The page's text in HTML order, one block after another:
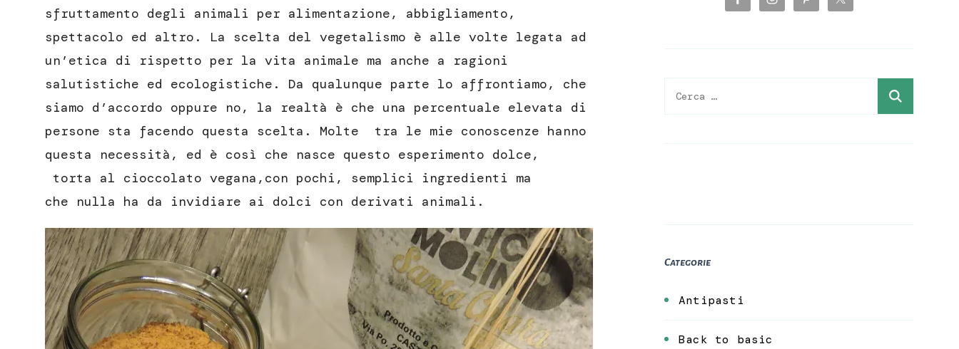
sfruttamento degli animali per alimentazione, abbigliamento,
spettacolo ed altro. La scelta del vegetalismo è alle volte legata ad
un’etica di rispetto per la vita animale ma anche a ragioni
salutistiche ed ecologistiche. Da qualunque parte lo affrontiamo, che
siamo d’accordo oppure no, la realtà è che una percentuale elevata di
persone sta facendo questa scelta. Molte tra le mie conoscenze hanno
questa necessità, ed è così che nasce questo esperimento dolce,
torta al cioccolato vegana,con pochi, semplici ingredienti ma
che nulla ha da invidiare ai dolci con derivati animali.
Ricerca
Categorie
Antipasti
Back to basic